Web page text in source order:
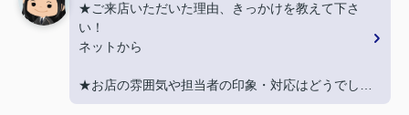
★担当者、または当店に一言お願い致します！
契約まで色々とご対応いただきありがとうございま
した！
★ご来店いただいた理由、きっかけを教えて下さ
い！
ネットから
★お店の雰囲気や担当者の印象・対応はどうでした
か？